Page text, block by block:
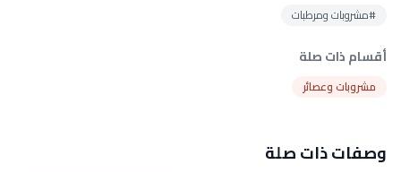
#مشروبات ومرطبات
أقسام ذات صلة
مشروبات وعصائر
وصفات ذات صلة